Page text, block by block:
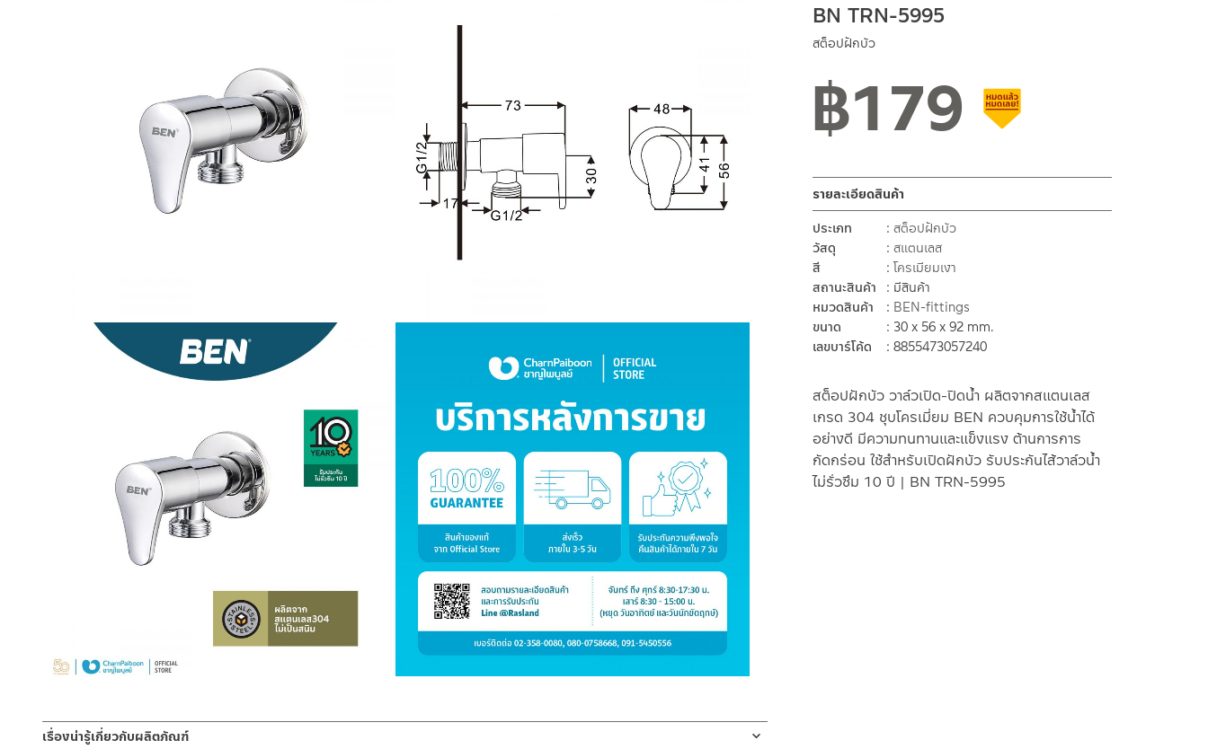
BN TRN-5995
สต็อปฝักบัว
฿179
สต็อปฝักบัว วาล์วเปิด-ปิดน้ำ ผลิตจากสแตนเลส
เกรด 304 ชุบโครเมี่ยม BEN ควบคุมการใช้น้ำได้
อย่างดี มีความทนทานและแข็งแรง ต้านการการ
กัดกร่อน ใช้สำหรับเปิดฝักบัว รับประกันไส้วาล์วน้ำ
ไม่รั่วซึม 10 ปี | BN TRN-5995
รายละเอียดสินค้า
ประเภท
สต็อปฝักบัว
วัสดุ
สแตนเลส
สี
โครเมียมเงา
สถานะสินค้า
มีสินค้า
หมวดสินค้า
BEN-fittings
ขนาด
30 x 56 x 92 mm.
เลขบาร์โค้ด
8855473057240
เรื่องน่ารู้เกี่ยวกับผลิตภัณฑ์